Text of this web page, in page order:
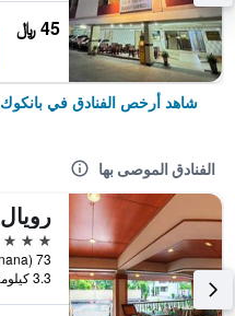
45 ﷼
شاهد أرخص الفنادق في بانكوك
الفنادق الموصى بها
3 نجوم
3.3 كيلومتر عن وسط المدينة